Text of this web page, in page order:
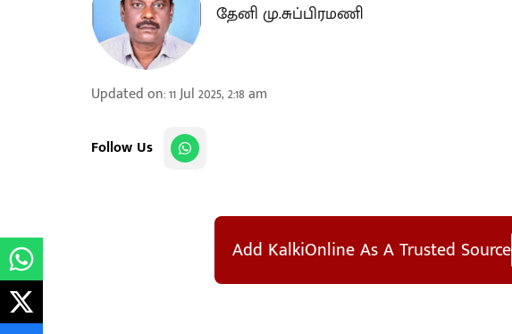
தேனி மு.சுப்பிரமணி
Updated on:11 Jul 2025, 2:18 am
Follow Us
Add KalkiOnline As A Trusted Source